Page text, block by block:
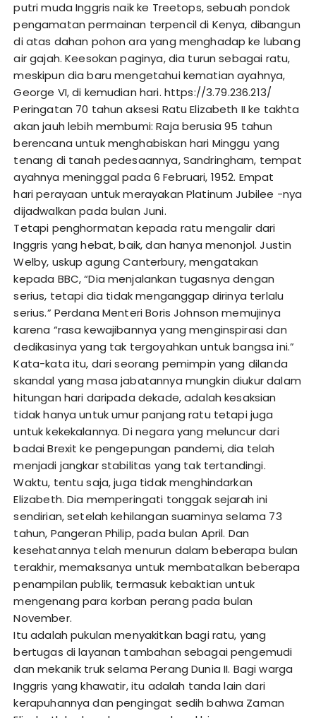
putri muda Inggris naik ke Treetops, sebuah pondok
pengamatan permainan terpencil di Kenya, dibangun
di atas dahan pohon ara yang menghadap ke lubang
air gajah. Keesokan paginya, dia turun sebagai ratu,
meskipun dia baru mengetahui kematian ayahnya,
George VI, di kemudian hari. https://3.79.236.213/
Peringatan 70 tahun aksesi Ratu Elizabeth II ke takhta
akan jauh lebih membumi: Raja berusia 95 tahun
berencana untuk menghabiskan hari Minggu yang
tenang di tanah pedesaannya, Sandringham, tempat
ayahnya meninggal pada 6 Februari, 1952. Empat
hari perayaan untuk merayakan Platinum Jubilee -nya
dijadwalkan pada bulan Juni.
Tetapi penghormatan kepada ratu mengalir dari
Inggris yang hebat, baik, dan hanya menonjol. Justin
Welby, uskup agung Canterbury, mengatakan
kepada BBC, “Dia menjalankan tugasnya dengan
serius, tetapi dia tidak menganggap dirinya terlalu
serius.” Perdana Menteri Boris Johnson memujinya
karena “rasa kewajibannya yang menginspirasi dan
dedikasinya yang tak tergoyahkan untuk bangsa ini.”
Kata-kata itu, dari seorang pemimpin yang dilanda
skandal yang masa jabatannya mungkin diukur dalam
hitungan hari daripada dekade, adalah kesaksian
tidak hanya untuk umur panjang ratu tetapi juga
untuk kekekalannya. Di negara yang meluncur dari
badai Brexit ke pengepungan pandemi, dia telah
menjadi jangkar stabilitas yang tak tertandingi.
Waktu, tentu saja, juga tidak menghindarkan
Elizabeth. Dia memperingati tonggak sejarah ini
sendirian, setelah kehilangan suaminya selama 73
tahun, Pangeran Philip, pada bulan April. Dan
kesehatannya telah menurun dalam beberapa bulan
terakhir, memaksanya untuk membatalkan beberapa
penampilan publik, termasuk kebaktian untuk
mengenang para korban perang pada bulan
November.
Itu adalah pukulan menyakitkan bagi ratu, yang
bertugas di layanan tambahan sebagai pengemudi
dan mekanik truk selama Perang Dunia II. Bagi warga
Inggris yang khawatir, itu adalah tanda lain dari
kerapuhannya dan pengingat sedih bahwa Zaman